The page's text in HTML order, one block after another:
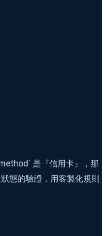
是『信用卡』，那
態的驗證，用客製化規則